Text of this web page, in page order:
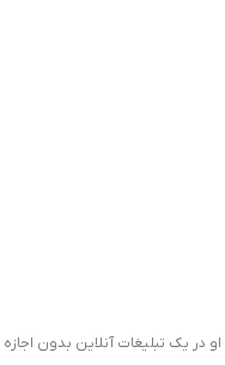
یک تبلیغات آنلاین بدون اجازه